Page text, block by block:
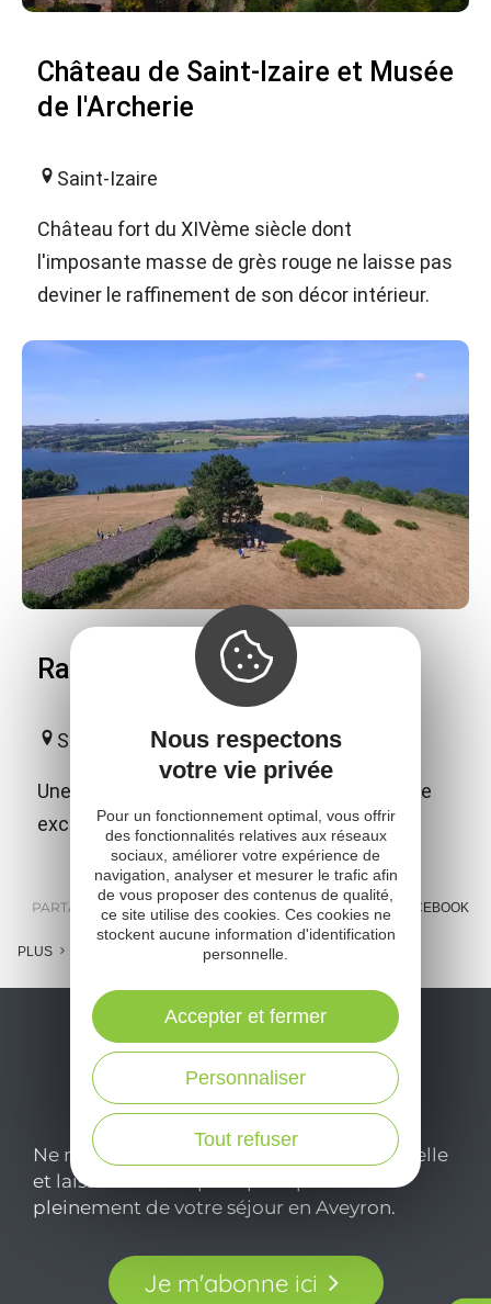
Château de Saint-Izaire et Musée
de l'Archerie
Saint-Izaire
Château fort du XIVème siècle dont
l'imposante masse de grès rouge ne laisse pas
deviner le raffinement de son décor intérieur.
Randonnée "Vierge des Lacs"
Salles-Curan
Une balade familiale qui offre un point de vue
exceptionnel sur le lac de Pareloup.
PARTAGER : E-MAIL MESSENGER FACEBOOK
PLUS
Ne manquez pas notre newsletter mensuelle
et laissez-vous inspirer pour profiter
pleinement de votre séjour en Aveyron.
Je m'abonne ici
Nous respectons
votre vie privée
Pour un fonctionnement optimal, vous offrir
des fonctionnalités relatives aux réseaux
sociaux, améliorer votre expérience de
navigation, analyser et mesurer le trafic afin
de vous proposer des contenus de qualité,
ce site utilise des cookies. Ces cookies ne
stockent aucune information d'identification
personnelle.
Tout refuser
Personnaliser
Accepter et fermer